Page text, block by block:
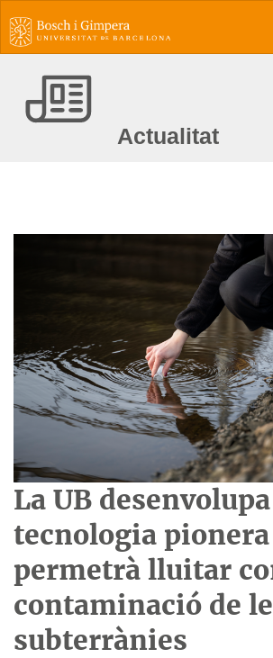
Actualitat
La UB
tecnologia pionera
permetrà lluitar
contaminació de
subterrànies